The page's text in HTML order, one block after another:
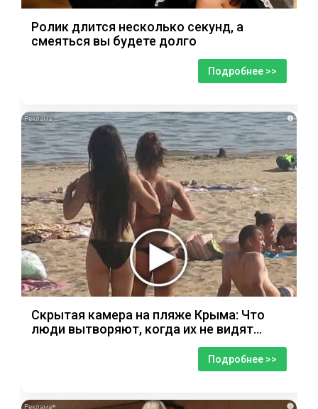
Ролик длится несколько секунд, а
смеяться вы будете долго
Подробнее >>
i
Скрытая камера на пляже Крыма: Что
люди вытворяют, когда их не видят...
Подробнее >>
i